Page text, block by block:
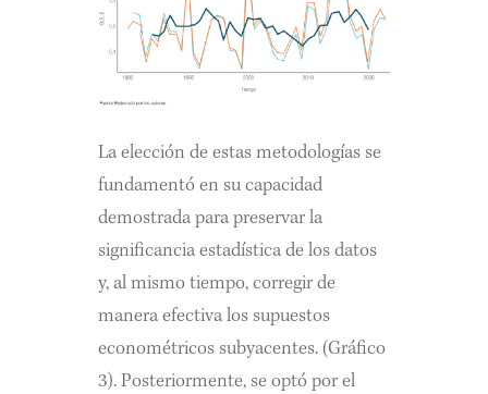
La elección de estas metodologías se
fundamentó en su capacidad
demostrada para preservar la
significancia estadística de los datos
y, al mismo tiempo, corregir de
manera efectiva los supuestos
econométricos subyacentes. (Gráfico
3). Posteriormente, se optó por el